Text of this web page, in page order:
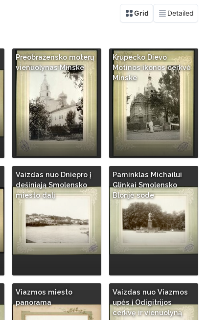
Preobražensko moterų
vienuolynas Minske
Krupecko Dievo
Motinos ikonos cerkvė
Minske
Vaizdas nuo Dniepro į
dešiniąją Smolensko
miesto dalį
Paminklas Michailui
Glinkai Smolensko
Blonjė sode
Viazmos miesto
panorama
Vaizdas nuo Viazmos
upės į Odigitrijos
cerkvę ir vienuolyną